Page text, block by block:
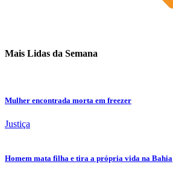
Mais Lidas da Semana
Mulher encontrada morta em freezer
Justiça
Homem mata filha e tira a própria vida na Bahia